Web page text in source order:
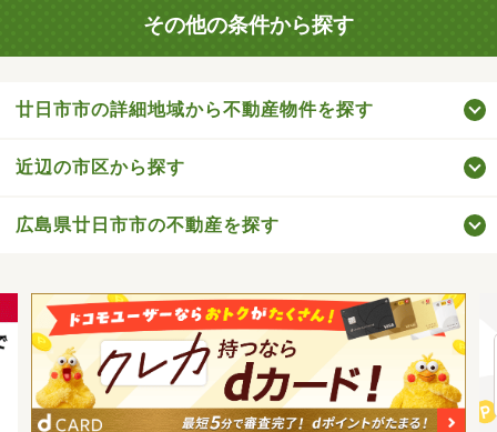
その他の条件から探す
廿日市市の詳細地域から不動産物件を探す
近辺の市区から探す
広島県廿日市市の不動産を探す